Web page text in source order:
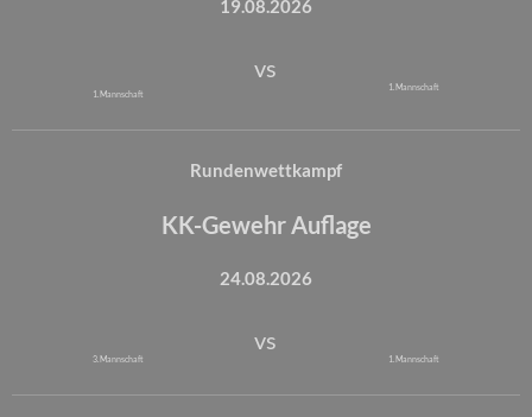
19.08.2026
1. Mannschaft
vs
1. Mannschaft
Rundenwettkampf
KK-Gewehr Auflage
24.08.2026
3. Mannschaft
vs
1. Mannschaft